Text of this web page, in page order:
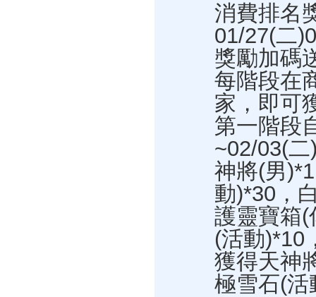
消費排名
01/27(二
獎勵加碼
每階段在
家，即可
第一階段
~02/03(
神將(男
動)*30，
護靈寶箱(
(活動)*10
獲得天神
極雪石(活